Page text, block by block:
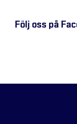
Följ oss på